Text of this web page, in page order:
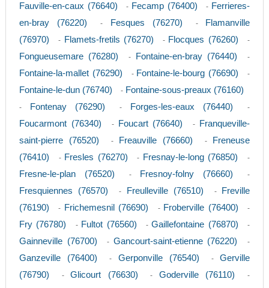
Fauville-en-caux (76640) - Fecamp (76400) - Ferrieres-
en-bray (76220)
- Fesques (76270) -
Flamanville
(76970)
- Flamets-fretils (76270) - Flocques (76260) -
Fongueusemare (76280) - Fontaine-en-bray (76440) -
Fontaine-la-mallet (76290) - Fontaine-le-bourg (76690) -
Fontaine-le-dun (76740) - Fontaine-sous-preaux (76160)
- Fontenay (76290) - Forges-les-eaux (76440) -
Foucarmont (76340) - Foucart (76640) -
Franqueville-
saint-pierre (76520)
- Freauville (76660) -
Freneuse
(76410)
- Fresles (76270) - Fresnay-le-long (76850) -
Fresne-le-plan (76520) - Fresnoy-folny (76660) -
Fresquiennes (76570) - Freulleville (76510) -
Freville
(76190)
- Frichemesnil (76690) - Froberville (76400) -
Fry (76780) - Fultot (76560) -Gaillefontaine (76870) -
Gainneville (76700) - Gancourt-saint-etienne (76220) -
Ganzeville (76400) - Gerponville (76540) -Gerville
(76790)
-Glicourt (76630) - Goderville (76110) -